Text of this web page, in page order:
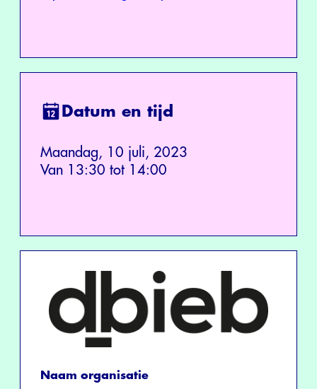
Datum en tijd
Maandag, 10 juli, 2023
Van 13:30 tot 14:00
Naam organisatie